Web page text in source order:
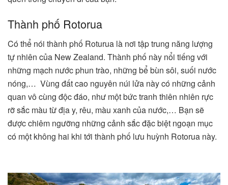
Thành phố Rotorua
Có thể nói thành phố Roturua là nơi tập trung năng lượng
tự nhiên của New Zealand. Thành phố này nổi tiếng với
những mạch nước phun trào, những bể bùn sôi, suối nước
nóng,… Vùng đất cao nguyên núi lửa này có những cảnh
quan vô cùng độc đáo, như một bức tranh thiên nhiên rực
rỡ sắc màu từ địa y, rêu, màu xanh của nước,… Bạn sẽ
được chiêm ngưỡng những cảnh sắc đặc biệt ngoạn mục
có một không hai khi tới thành phố lưu huỳnh Rotorua này.